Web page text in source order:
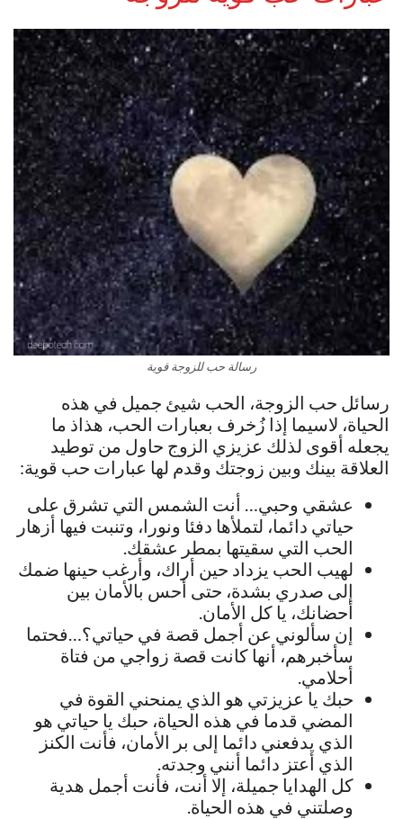
رسالة حب للزوجة قوية
رسائل حب الزوجة، الحب شيئ جميل في هذه
الحياة، لاسيما إذا زُخرف بعبارات الحب، هذاذ ما
يجعله أقوى لذلك عزيزي الزوج حاول من توطيد
العلاقة بينك وبين زوجتك وقدم لها عبارات حب قوية:
عشقي وحبي… أنت الشمس التي تشرق على
حياتي دائما، لتملأها دفئا ونورا، وتنبت فيها أزهار
الحب التي سقيتها بمطر عشقك.
لهيب الحب يزداد حين أراك، وأرغب حينها ضمك
إلى صدري بشدة، حتى أحس بالأمان بين
أحضانك، يا كل الأمان.
إن سألوني عن أجمل قصة في حياتي؟…فحتما
سأخبرهم، أنها كانت قصة زواجي من فتاة
أحلامي.
حبك يا عزيزتي هو الذي يمنحني القوة في
المضي قدما في هذه الحياة، حبك يا حياتي هو
الذي يدفعني دائما إلى بر الأمان، فأنت الكنز
الذي أعتز دائما أنني وجدته.
كل الهدايا جميلة، إلا أنت، فأنت أجمل هدية
وصلتني في هذه الحياة.